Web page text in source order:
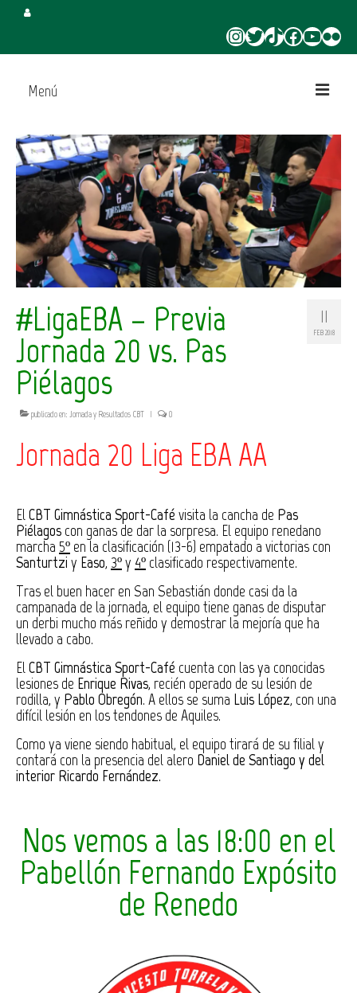
Instagram
Twitter
TikTokFacebook
YouTube
Flickr
Menú
Inicio
Juega en CBT
Campus de Verano
Torneo 3×3 Verano
11
FEB 2018
#LigaEBA – Previa
Jornada 20 vs. Pas
Piélagos
publicado en: Jornada y Resultados CBT 0
Jornada 20 Liga EBA AA
El CBT Gimnástica Sport-Café visita la cancha de Pas
Piélagos con ganas de dar la sorpresa. El equipo renedano
marcha 5º en la clasificación (13-6) empatado a victorias con
Santurtzi y Easo, 3ºy 4º clasificado respectivamente.
Tras el buen hacer en San Sebastián donde casi da la
campanada de la jornada, el equipo tiene ganas de disputar
un derbi mucho más reñido y demostrar la mejoría que ha
llevado a cabo.
El CBT Gimnástica Sport-Café cuenta con las ya conocidas
lesiones de Enrique Rivas, recién operado de su lesión de
rodilla, y Pablo Obregón. A ellos se suma Luis López, con una
difícil lesión en los tendones de Aquiles.
Como ya viene siendo habitual, el equipo tirará de su filial y
contará con la presencia del alero Daniel de Santiago y del
interior Ricardo Fernández.
Nos vemos a las 18:00 en el
Pabellón Fernando Expósito
de Renedo